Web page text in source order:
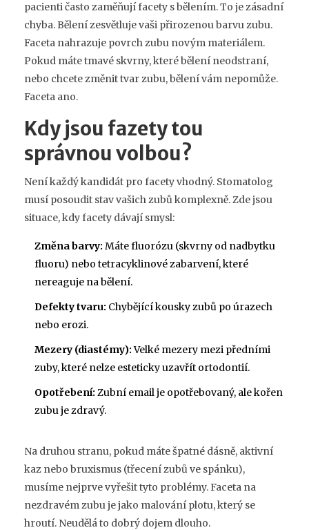
pacienti často zaměňují facety s bělením. To je zásadní
chyba. Bělení zesvětluje vaši přirozenou barvu zubu.
Faceta nahrazuje povrch zubu novým materiálem.
Pokud máte tmavé skvrny, které bělení neodstraní,
nebo chcete změnit tvar zubu, bělení vám nepomůže.
Faceta ano.
Kdy jsou fazety tou
správnou volbou?
Není každý kandidát pro facety vhodný. Stomatolog
musí posoudit stav vašich zubů komplexně. Zde jsou
situace, kdy facety dávají smysl:
Změna barvy: Máte fluorózu (skvrny od nadbytku
fluoru) nebo tetracyklinové zabarvení, které
nereaguje na bělení.
Defekty tvaru: Chybějící kousky zubů po úrazech
nebo erozi.
Mezery (diastémy):Velké mezery mezi předními
zuby, které nelze esteticky uzavřít ortodontií.
Opotřebení: Zubní email je opotřebovaný, ale kořen
zubu je zdravý.
Na druhou stranu, pokud máte špatné dásně, aktivní
kaz nebo bruxismus (třecení zubů ve spánku),
musíme nejprve vyřešit tyto problémy. Faceta na
nezdravém zubu je jako malování plotu, který se
hroutí. Neudělá to dobrý dojem dlouho.